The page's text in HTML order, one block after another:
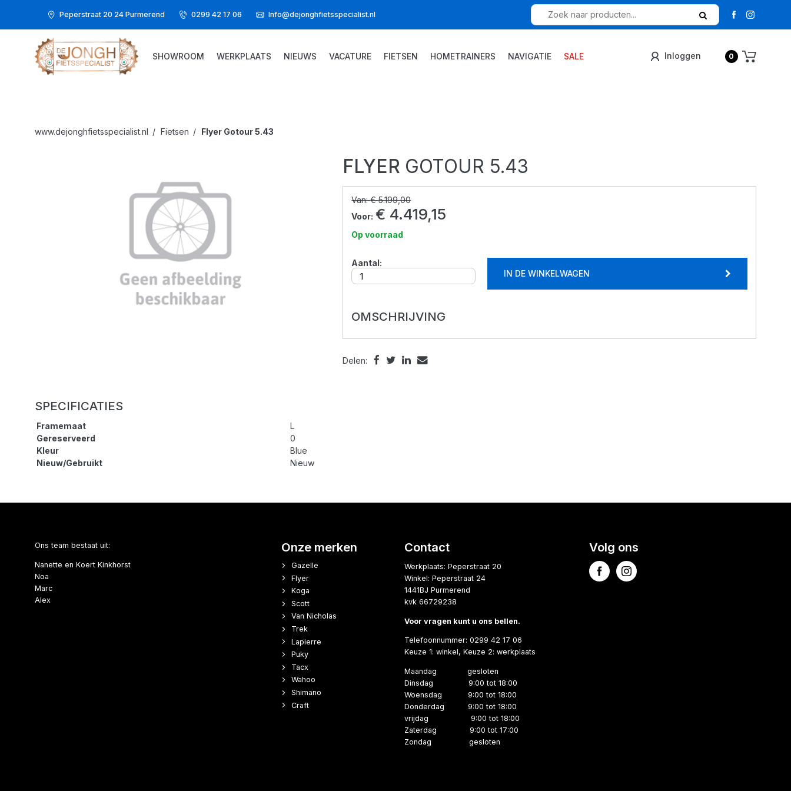
Peperstraat 20 24 Purmerend 0299 42 17 06 Info@dejonghfietsspecialist.nl
SHOWROOM WERKPLAATS NIEUWS VACATURE FIETSEN HOMETRAINERS NAVIGATIE SALE Inloggen 0
www.dejonghfietsspecialist.nl Fietsen FlyerGotour 5.43
FLYER GOTOUR 5.43
Van:€ 5.199,00
Voor: € 4.419,15
Op voorraad
Aantal:
IN DE WINKELWAGEN
OMSCHRIJVING
Delen:
SPECIFICATIES
Framemaat
L
Gereserveerd
0
Kleur
Blue
Nieuw/Gebruikt
Nieuw
Ons team bestaat uit:
Nanette en Koert Kinkhorst
Noa
Marc
Alex
Onze merken
Gazelle
Flyer
Koga
Scott
Van Nicholas
Trek
Lapierre
Puky
Tacx
Wahoo
Shimano
Craft
Contact
Werkplaats: Peperstraat 20
Winkel: Peperstraat 24
1441BJ Purmerend
kvk 66729238
Voor vragen kunt u ons bellen.
Telefoonnummer: 0299 42 17 06
Keuze 1: winkel, Keuze 2: werkplaats
Maandag gesloten
Dinsdag 9:00 tot 18:00
Woensdag 9:00 tot 18:00
Donderdag 9:00 tot 18:00
vrijdag 9:00 tot 18:00
Zaterdag 9:00 tot 17:00
Zondag gesloten
Volg ons